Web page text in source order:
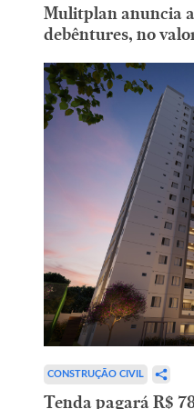
Mulitplan anuncia a
debêntures, no
CONSTRUÇÃO CIVIL
Tenda pagará R$